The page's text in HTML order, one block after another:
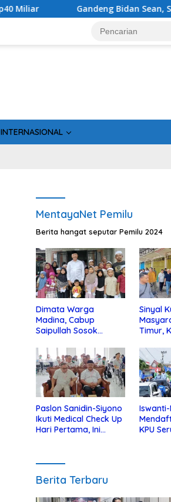
Gandeng Bidan Sean, SMSI Kalteng
INTERNASIONAL
MentayaNet Pemilu
Berita hangat seputar Pemilu 2024
Dimata Warga
Madina, Cabup
Saipullah Sosok
Anak Yatim
Sinyal
Timur,
di Kotim
Paslon Sanidin-Siyono
Ikuti Medical Check Up
Hari Pertama, Ini
Iswanti-
KPU
Berita Terbaru